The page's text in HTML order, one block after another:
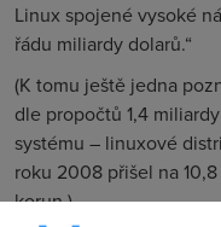
Linux spojené vysoké
řádu miliardy dolarů.“
(K tomu ještě jedna
dle propočtů 1,4
systému – linuxové
roku 2008 přišel na
korun.)